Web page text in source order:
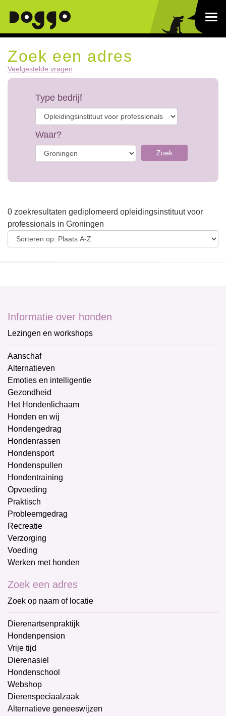
Zoek een adres
Veelgestelde vragen
Type bedrijf
Waar?
Zoek
0 zoekresultaten gediplomeerd opleidingsinstituut voor
professionals in Groningen
Informatie over honden
Lezingen en workshops
Aanschaf
Alternatieven
Emoties en intelligentie
Gezondheid
Het Hondenlichaam
Honden en wij
Hondengedrag
Hondenrassen
Hondensport
Hondenspullen
Hondentraining
Opvoeding
Praktisch
Probleemgedrag
Recreatie
Verzorging
Voeding
Werken met honden
Zoek een adres
Zoek op naam of locatie
Dierenartsenpraktijk
Hondenpension
Vrije tijd
Dierenasiel
Hondenschool
Webshop
Dierenspeciaalzaak
Alternatieve geneeswijzen